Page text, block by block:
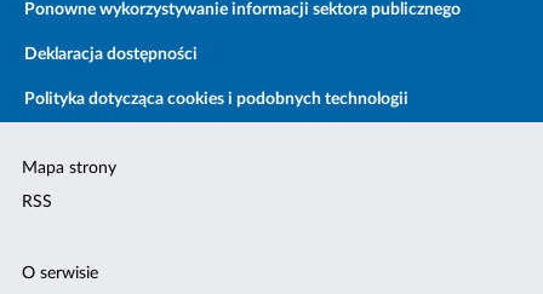
Ponowne wykorzystywanie informacji sektora publicznego
Deklaracja dostępności
Polityka dotycząca cookies i podobnych technologii
Mapa strony
RSS
O serwisie